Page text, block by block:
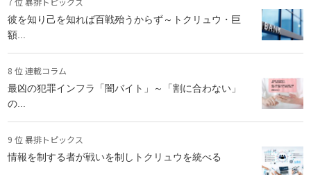
彼を知り己を知れば百戦殆うからず～トクリュウ・巨
額...
8 位 連載コラム
最凶の犯罪インフラ「闇バイト」～「割に合わない」
の...
9 位 暴排トピックス
情報を制する者が戦いを制しトクリュウを統べる